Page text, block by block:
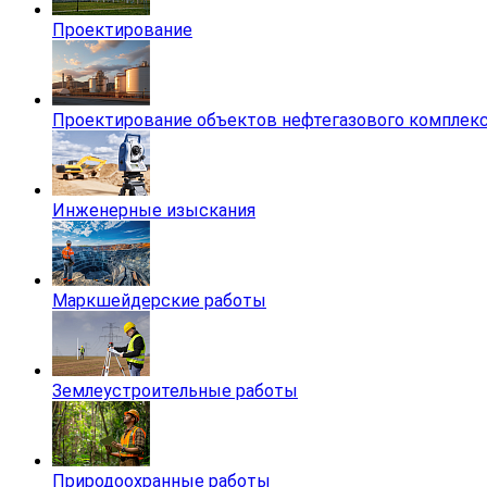
Проектирование
Проектирование объектов нефтегазового
Инженерные изыскания
Маркшейдерские работы
Землеустроительные работы
Природоохранные работы